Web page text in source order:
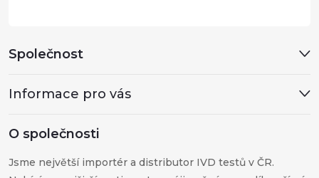
Společnost
Informace pro vás
O společnosti
Jsme největší importér a distributor IVD testů v ČR.